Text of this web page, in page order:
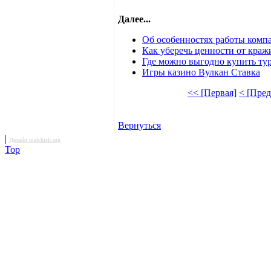
Далее...
Об особенностях работы
Как уберечь ценности от
Где можно выгодно купить
Игры казино Вулкан Ставка
<< [Первая] <
Вернуться
| Дизайн malchish.org
Top